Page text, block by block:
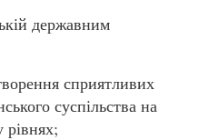
державним
сприятливих
суспільства на
рівнях;